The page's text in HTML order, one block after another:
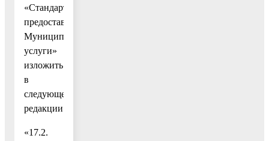
«Стандарт
предоставления
Муниципальной
услуги»
изложить
в
следующей
редакции:
«17.2.